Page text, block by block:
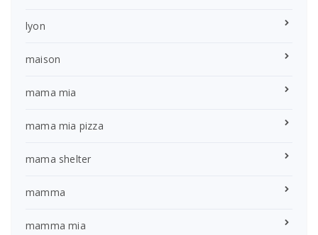
lyon
maison
mama mia
mama mia pizza
mama shelter
mamma
mamma mia